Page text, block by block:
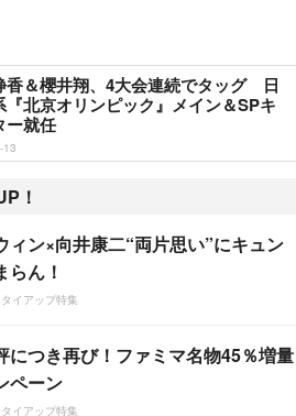
香＆櫻井翔、4大会連続でタッグ 日
『北京オリンピック』メイン＆SPキ
ー就任
13
！
ィン×向井康二“両片思い”にキュン
らん！
イアップ特集
につき再び！ファミマ名物45％増量
ペーン
イアップ特集